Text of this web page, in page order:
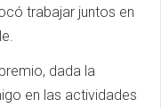
trabajar juntos en
dada la
en las actividades